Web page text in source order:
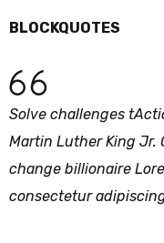
BLOCKQUOTES
Solve challenges
Martin Luther King Jr.
change billionaire
consectetur